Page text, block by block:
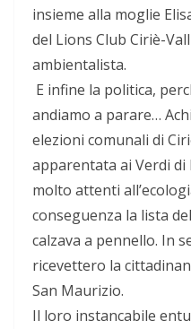
insieme alla moglie
del Lions Club Ciriè-
ambientalista.
E infine la politica,
andiamo a parare…
elezioni comunali di
apparentata ai Verdi di
molto attenti
conseguenza la lista
calzava a pennello. In
ricevettero la
San Maurizio.
Il loro instancabile